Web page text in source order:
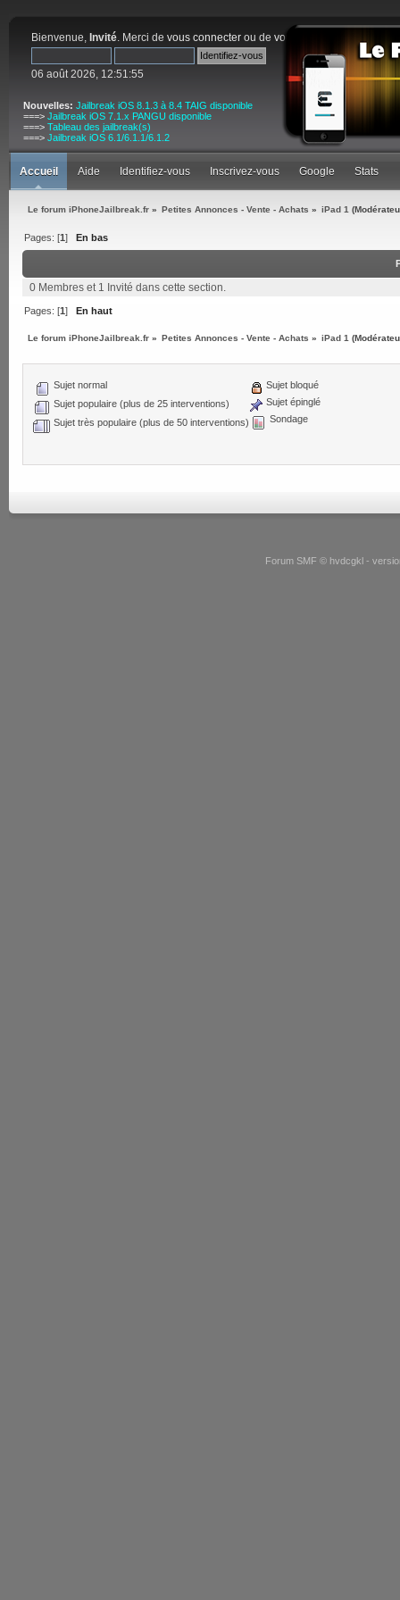
Bienvenue, Invité. Merci de vous connecter ou de vous inscrire
06 août 2026, 12:51:55
Nouvelles: Jailbreak iOS 8.1.3 à 8.4 TAIG disponible
===> Jailbreak iOS 7.1.x PANGU disponible
===> Tableau des jailbreak(s)
===> Jailbreak iOS 6.1/6.1.1/6.1.2
Accueil Aide Identifiez-vous Inscrivez-vous Google Stats
Le forum iPhoneJailbreak.fr » Petites Annonces - Vente - Achats » iPad 1
Pages: [1] En bas
0 Membres et 1 Invité dans cette section.
Pages: [1]En haut
Le forum iPhoneJailbreak.fr » Petites Annonces - Vente - Achats » iPad 1
Sujet normal
Sujet populaire (plus de 25 interventions)
Sujet très populaire (plus de 50 interventions)
Sujet bloqué
Sujet épinglé
Sondage
Forum SMF © hvdcgkl -